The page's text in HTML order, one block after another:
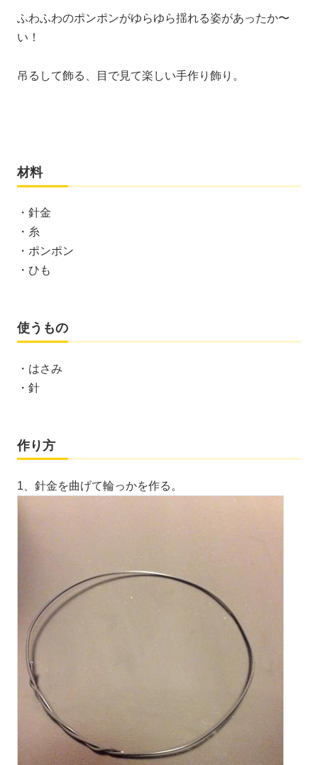
ふわふわのポンポンがゆらゆら揺れる姿があったか〜
い！
吊るして飾る、目で見て楽しい手作り飾り。
材料
・針金
・糸
・ポンポン
・ひも
使うもの
・はさみ
・針
作り方
1、針金を曲げて輪っかを作る。